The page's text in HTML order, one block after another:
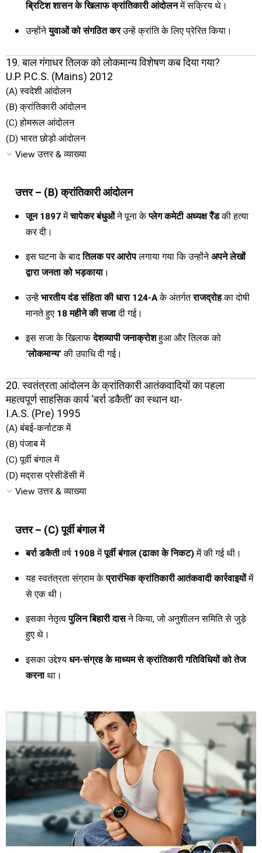
ब्रिटिश शासन के खिलाफ क्रांतिकारी आंदोलनमें सक्रिय थे।
उन्होंनेयुवाओं को संगठित करउन्हें क्रांति के लिए प्रेरित किया।
19. बाल गंगाधर तिलक को लोकमान्य विशेषण कब दिया गया?
U.P. P.C.S. (Mains) 2012
(A) स्वदेशी आंदोलन
(B) क्रांतिकारी आंदोलन
(C) होमरूल आंदोलन
(D) भारत छोड़ो आंदोलन
View उत्तर & व्याख्या
उत्तर – (B) क्रांतिकारी आंदोलन
जून 1897मेंचापेकर बंधुओंने पूना केप्लेग कमेटी अध्यक्ष रैंडकी हत्या
कर दी।
इस घटना के बादतिलक पर आरोपलगाया गया कि उन्होंनेअपने लेखों
द्वारा जनता को भड़काया।
उन्हें भारतीय दंड संहिता की धारा 124-Aके अंतर्गतराजद्रोहका दोषी
मानते हुए 18 महीने की सजादी गई।
इस सजा के खिलाफदेशव्यापी जनाक्रोशहुआ और तिलक को
‘लोकमान्य’की उपाधि दी गई।
20. स्वतंत्रता आंदोलन के क्रांतिकारी आतंकवादियों का पहला
महत्वपूर्ण साहसिक कार्य ‘बर्रा डकैती’ का स्थान था-
I.A.S. (Pre) 1995
(A) बंबई-कर्नाटक में
(B) पंजाब में
(C) पूर्वी बंगाल में
(D) मद्रास प्रेसीडेंसी में
View उत्तर & व्याख्या
उत्तर – (C) पूर्वी बंगाल में
बर्रा डकैतीवर्ष 1908मेंपूर्वी बंगाल (ढाका के निकट)में की गई थी।
यह स्वतंत्रता संग्राम केप्रारंभिक क्रांतिकारी आतंकवादी कार्रवाइयोंमें
से एक थी।
इसका नेतृत्वपुलिन बिहारी दासने किया, जो अनुशीलन समिति से जुड़े
हुए थे।
इसका उद्देश्य धन-संग्रह के माध्यम से क्रांतिकारी गतिविधियों को तेज
करनाथा।